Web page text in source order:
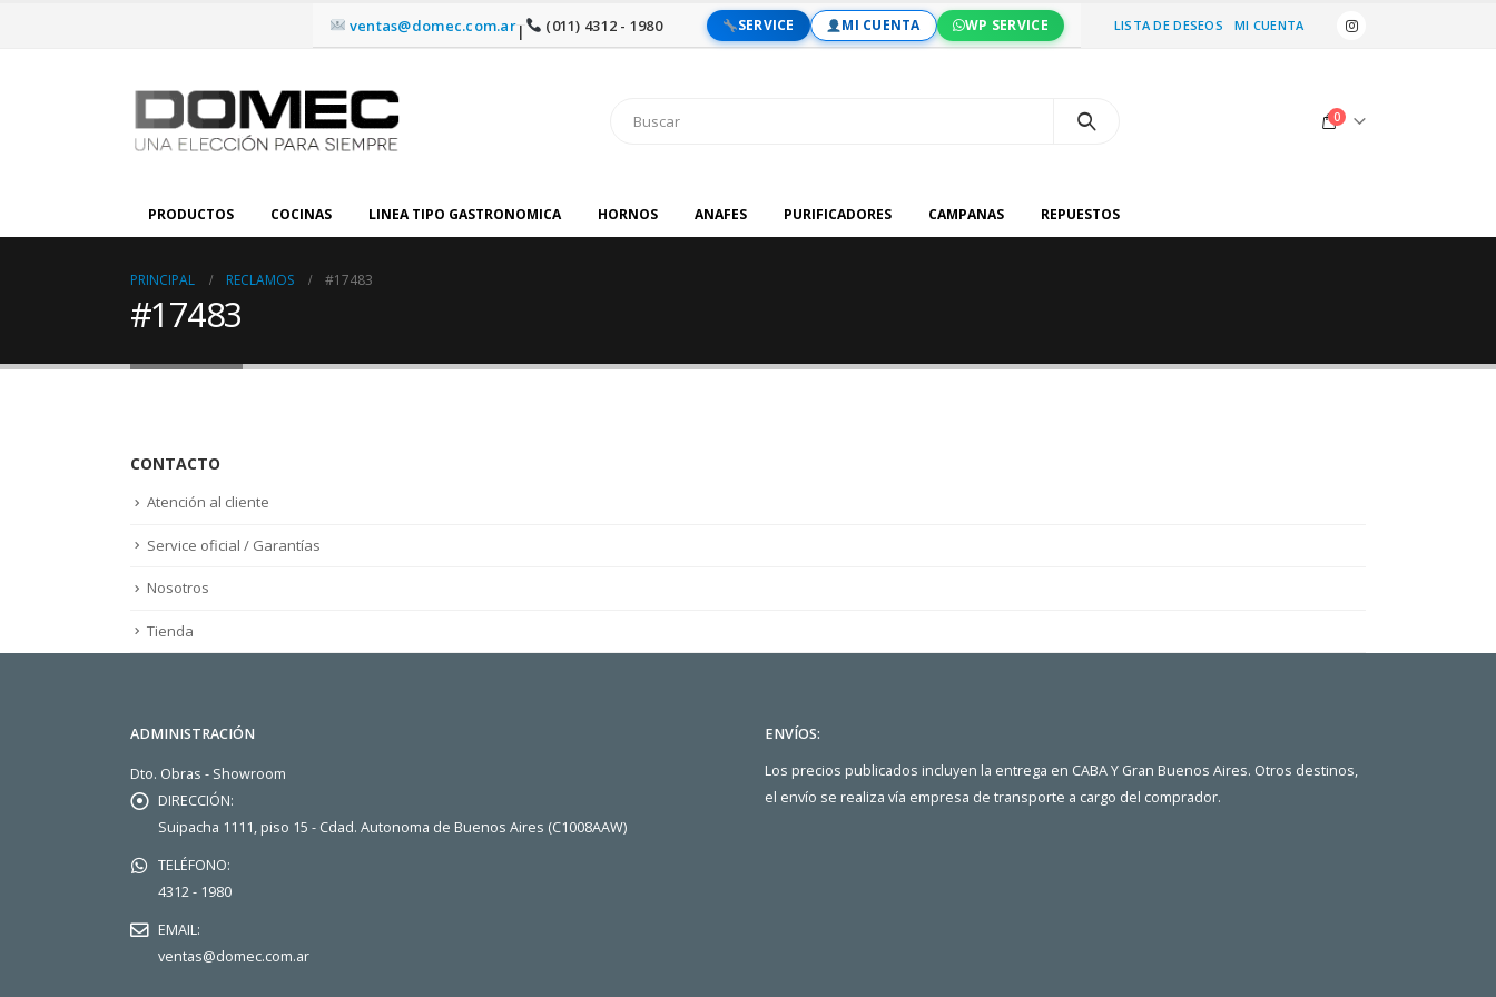
ventas@domec.com.ar| (011) 4312 - 1980 SERVICE MI CUENTA WP SERVICE LISTA DE DESEOS MI CUENTA
0
PRODUCTOS COCINAS LINEA TIPO GASTRONOMICA HORNOS ANAFES PURIFICADORES CAMPANAS REPUESTOS
PRINCIPAL RECLAMOS #17483
#17483
CONTACTO
Atención al cliente
Service oficial / Garantías
Nosotros
Tienda
ADMINISTRACIÓN
Dto. Obras - Showroom
DIRECCIÓN:
Suipacha 1111, piso 15 - Cdad. Autonoma de Buenos Aires (C1008AAW)
TELÉFONO:
4312 - 1980
EMAIL:
ventas@domec.com.ar
ENVÍOS:
Los precios publicados incluyen la entrega en CABA Y Gran Buenos Aires. Otros destinos,
el envío se realiza vía empresa de transporte a cargo del comprador.